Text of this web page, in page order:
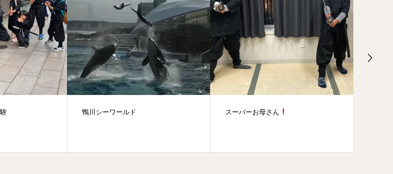
スーパーお母さん いろんな子供達( *´艸｀)